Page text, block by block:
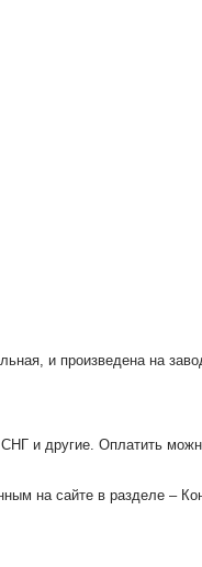
и произведена на
и другие. Оплатить
на сайте в разделе –